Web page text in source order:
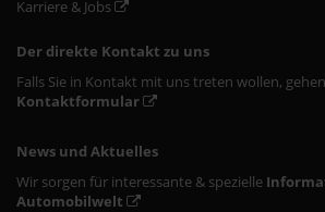
Karriere & Jobs
Der direkte Kontakt zu uns
Falls Sie in Kontakt mit uns treten wollen,
Kontaktformular
News und Aktuelles
Wir sorgen für interessante & spezielle
Automobilwelt